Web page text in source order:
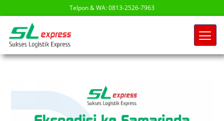
Telpon & WA: 0813-2526-7963